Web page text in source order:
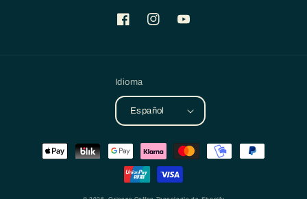
FacebookInstagramYouTube
Idioma
Español
Formas